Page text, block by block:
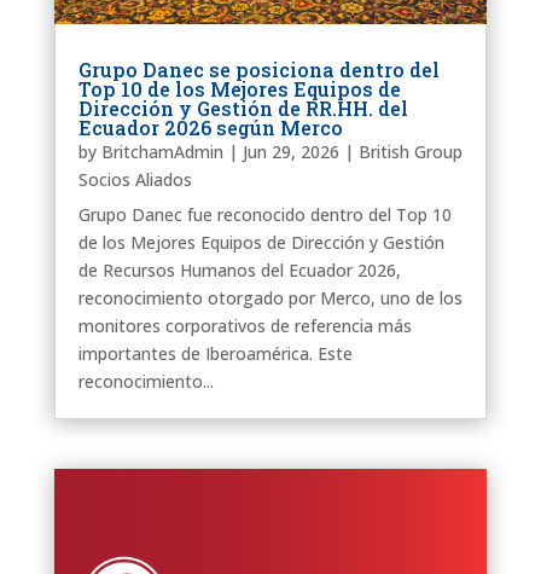
Grupo Danec se posiciona dentro del
Top 10 de los Mejores Equipos de
Dirección y Gestión de RR.HH. del
Ecuador 2026 según Merco
by BritchamAdmin | Jun 29, 2026 | British Group
Socios Aliados
Grupo Danec fue reconocido dentro del Top 10
de los Mejores Equipos de Dirección y Gestión
de Recursos Humanos del Ecuador 2026,
reconocimiento otorgado por Merco, uno de los
monitores corporativos de referencia más
importantes de Iberoamérica. Este
reconocimiento...